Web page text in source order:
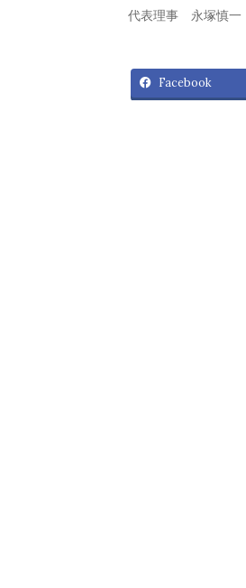
代表理事 永塚慎一
Facebook